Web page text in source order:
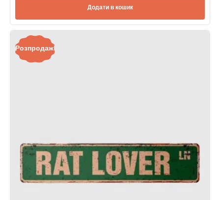
Додати в кошик
Розпродаж!